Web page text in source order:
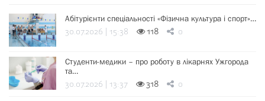
Абітурієнти спеціальності «Фізична культура і спорт»…
30.07.2026 | 15:38 118 0
Студенти-медики – про роботу в лікарнях Ужгорода
та…
30.07.2026 | 13:37 318 0